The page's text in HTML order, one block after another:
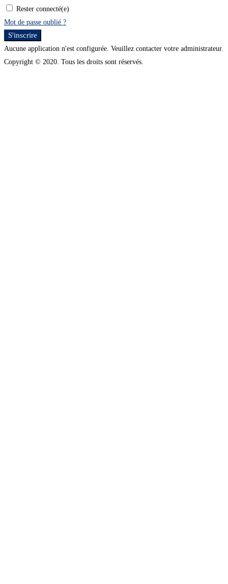
Rester connecté(e)
Mot de passe oublié ?
S'inscrire
Aucune application n'est configurée. Veuillez contacter votre administrateur.
Copyright © 2020. Tous les droits sont réservés.